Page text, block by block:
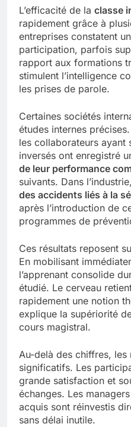
L’efficacité de la classe
rapidement grâce à
entreprises constatent
participation, parfois
rapport aux formations
stimulent l’intelligence
les prises de parole.
Certaines sociétés
études internes
les collaborateurs ayant
inversés ont enregistré
de leur performance
suivants. Dans
des accidents liés à la
après l’introduction de
programmes de
Ces résultats reposent
En mobilisant
l’apprenant consolide
étudié. Le cerveau
rapidement une notion
explique la supériorité
cours magistral.
Au-delà des chiffres,
significatifs. Les
grande satisfaction et
échanges. Les
acquis sont réinvestis
sans délai inutile.